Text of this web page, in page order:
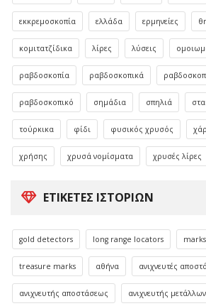
εκκρεμοσκοπία ελλάδα ερμηνείες
κομιτατζίδικα λίρες λύσεις
ραβδοσκοπία ραβδοσκοπικά
ραβδοσκοπικό σημάδια σπηλιά
τούρκικα φίδι φυσικός χρυσός
χρήσης χρυσά νομίσματα χρυσές λίρες
ΕΤΙΚΈΤΕΣ ΙΣΤΟΡΙΏΝ
gold detectors long range locators marks
treasure marks αθήνα ανιχνευτές
ανιχνευτής αποστάσεως ανιχνευτής μετάλλων